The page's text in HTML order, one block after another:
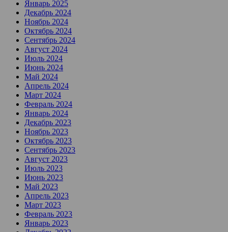
Январь 2025
Декабрь 2024
Ноябрь 2024
Октябрь 2024
Сентябрь 2024
Август 2024
Июль 2024
Июнь 2024
Май 2024
Апрель 2024
Март 2024
Февраль 2024
Январь 2024
Декабрь 2023
Ноябрь 2023
Октябрь 2023
Сентябрь 2023
Август 2023
Июль 2023
Июнь 2023
Май 2023
Апрель 2023
Март 2023
Февраль 2023
Январь 2023